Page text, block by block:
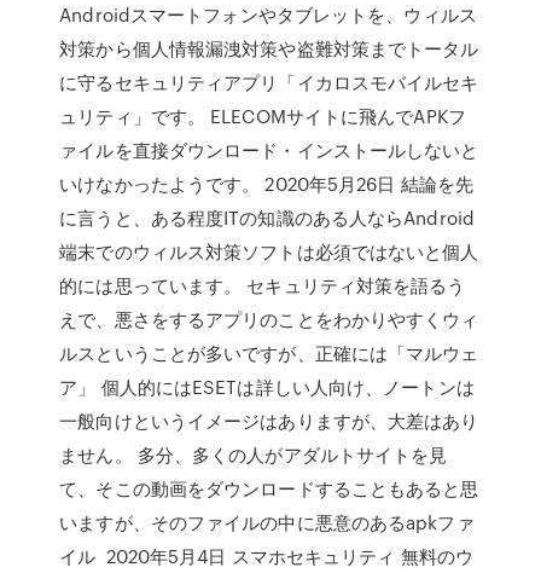
Androidスマートフォンやタブレットを、ウィルス
対策から個人情報漏洩対策や盗難対策までトータル
に守るセキュリティアプリ「イカロスモバイルセキ
ュリティ」です。 ELECOMサイトに飛んでAPKフ
ァイルを直接ダウンロード・インストールしないと
いけなかったようです。 2020年5月26日 結論を先
に言うと、ある程度ITの知識のある人ならAndroid
端末でのウィルス対策ソフトは必須ではないと個人
的には思っています。 セキュリティ対策を語るう
えで、悪さをするアプリのことをわかりやすくウィ
ルスということが多いですが、正確には「マルウェ
ア」 個人的にはESETは詳しい人向け、ノートンは
一般向けというイメージはありますが、大差はあり
ません。 多分、多くの人がアダルトサイトを見
て、そこの動画をダウンロードすることもあると思
いますが、そのファイルの中に悪意のあるapkファ
イル 2020年5月4日 スマホセキュリティ 無料のウ